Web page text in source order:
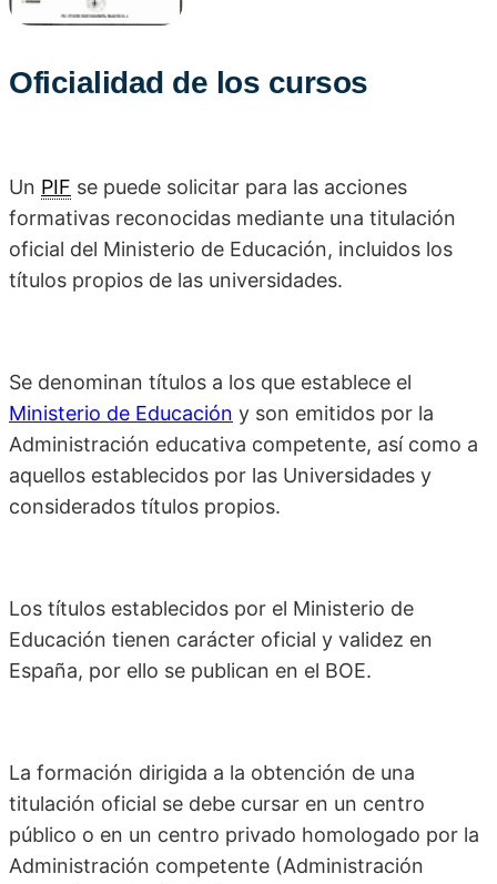
Oficialidad de los cursos
Un PIF se puede solicitar para las acciones
formativas reconocidas mediante una titulación
oficial del Ministerio de Educación, incluidos los
títulos propios de las universidades.
Se denominan títulos a los que establece el
Ministerio de Educación y son emitidos por la
Administración educativa competente, así como a
aquellos establecidos por las Universidades y
considerados títulos propios.
Los títulos establecidos por el Ministerio de
Educación tienen carácter oficial y validez en
España, por ello se publican en el BOE.
La formación dirigida a la obtención de una
titulación oficial se debe cursar en un centro
público o en un centro privado homologado por la
Administración competente (Administración